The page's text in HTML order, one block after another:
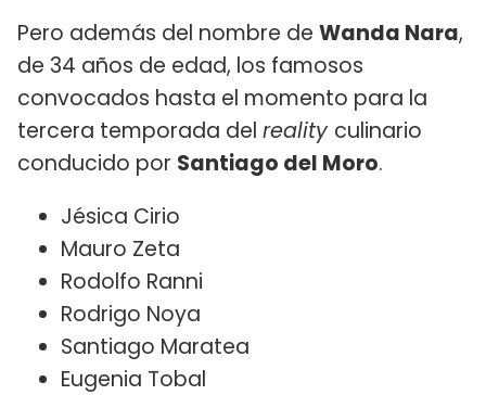
Pero además del nombre de Wanda Nara,
de 34 años de edad, los famosos
convocados hasta el momento para la
tercera temporada del reality culinario
conducido por Santiago del Moro.
Jésica Cirio
Mauro Zeta
Rodolfo Ranni
Rodrigo Noya
Santiago Maratea
Eugenia Tobal